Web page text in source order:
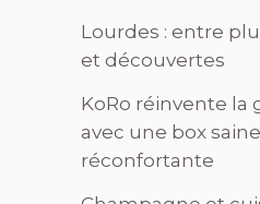
Lourdes : entre
et découvertes
KoRo réinvente la
avec une box
réconfortante